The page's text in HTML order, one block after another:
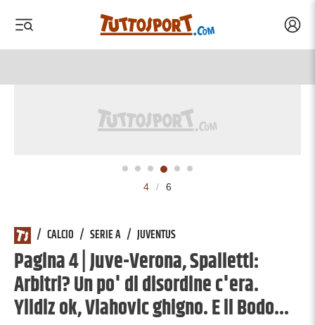
4 / 6
/ CALCIO / SERIE A / JUVENTUS
Pagina 4 | Juve-Verona, Spalletti:
Arbitri? Un po' di disordine c'era.
Yildiz ok, Vlahovic ghigno. E il Bodo...